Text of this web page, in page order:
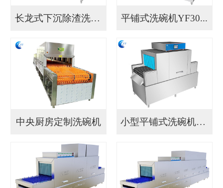
长龙式下沉除渣洗碗机... 平铺式洗碗机YF30...
中央厨房定制洗碗机 小型平铺式洗碗机YF...